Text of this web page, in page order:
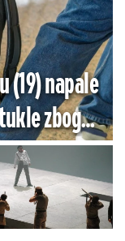
(19) napale
zbog